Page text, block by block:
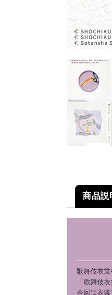
商品説
歌舞伎衣
「歌舞伎
今回は衣裳